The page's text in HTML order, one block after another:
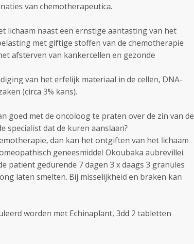
van chemotherapeutica.
lichaam naast een ernstige aantasting van het
met giftige stoffen van de chemotherapie
afsterven van kankercellen en gezonde
van het erfelijk materiaal in de cellen, DNA-
(circa 3% kans).
goed met de oncoloog te praten over de zin van de
specialist dat de kuren aanslaan?
dan kan het ontgiften van het lichaam
geneesmiddel Okoubaka aubrevillei.
patiënt gedurende 7 dagen 3 x daags 3 granules
laten smelten. Bij misselijkheid en braken kan
worden met Echinaplant, 3dd 2 tabletten